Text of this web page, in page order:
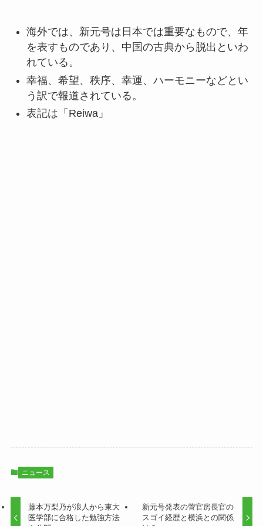
海外では、新元号は日本では重要なもので、年
を表すものであり、中国の古典から脱出といわ
れている。
幸福、希望、秩序、幸運、ハーモニーなどとい
う訳で報道されている。
表記は「Reiwa」
ニュース
藤本万梨乃が浪人から東大
医学部に合格した勉強方法
新元号発表の菅官房長官の
スゴイ経歴と横浜との関係